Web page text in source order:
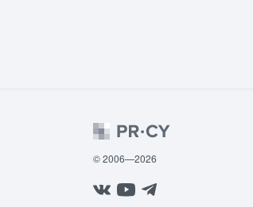
© 2006—2026